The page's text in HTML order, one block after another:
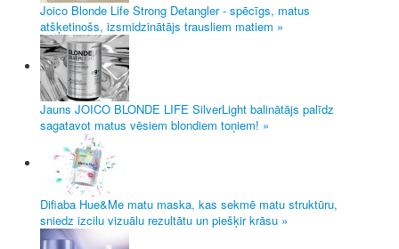
Joico Blonde Life Strong Detangler - spēcīgs, matus
atšķetinošs, izsmidzinātājs trausliem matiem »
Jauns JOICO BLONDE LIFE SilverLight balinātājs palīdz
sagatavot matus vēsiem blondiem toņiem! »
Difiaba Hue&Me matu maska, kas sekmē matu struktūru,
sniedz izcilu vizuālu rezultātu un piešķir krāsu »